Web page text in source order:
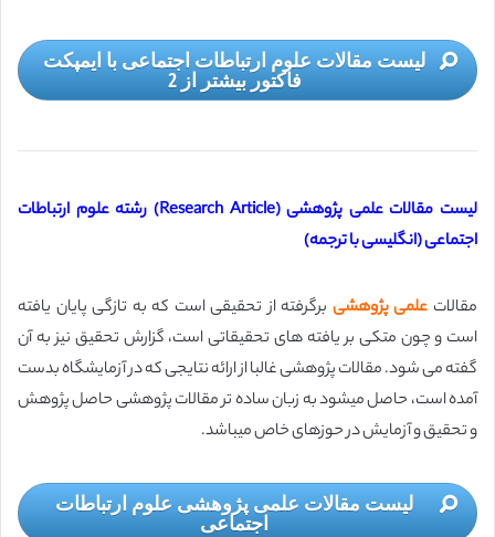
لیست مقالات علوم ارتباطات اجتماعی با ایمپکت
فاکتور بیشتر از 2
لیست مقالات علمی پژوهشی (Research Article) رشته علوم ارتباطات
اجتماعی (انگلیسی با ترجمه)
مقالات علمی پژوهشی برگرفته از تحقیقی است كه به تازگی پایان یافته
است و چون متكی بر یافته های تحقیقاتی است، گزارش تحقیق نیز به آن
گفته می شود. مقالات پژوهشی غالبا از ارائه نتایجی که در آزمایشگاه بدست
آمده است، حاصل می­شود به زبان ساده­ تر مقالات پژوهشی حاصل پژوهش
و تحقیق و آزمایش در حوزه­ای خاص می­باشد.
لیست مقالات علمی پژوهشی علوم ارتباطات
اجتماعی